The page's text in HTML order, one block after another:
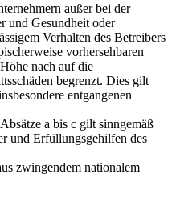
außer bei der
und Gesundheit oder
Verhalten des Betreibers
vorhersehbaren
nach auf die
begrenzt. Dies gilt
entgangenen
a bis c gilt sinngemäß
und Erfüllungsgehilfen des
zwingendem nationalem